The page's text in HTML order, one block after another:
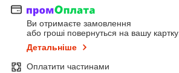
Ви отримаєте замовлення
або гроші повернуться на вашу картку
Детальніше
Оплатити частинами